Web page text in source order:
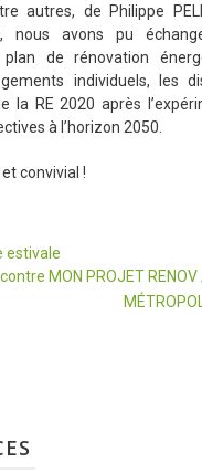
autres, de Philippe
nous avons pu
de rénovation
individuels, les
la RE 2020 après
à l’horizon 2050.
convivial !
estivale
MON PROJET RENOV